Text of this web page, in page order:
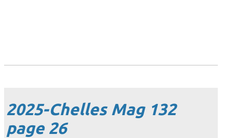
2025-Chelles Mag 132
page 26